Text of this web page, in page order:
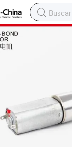
al por mayor 16zyj